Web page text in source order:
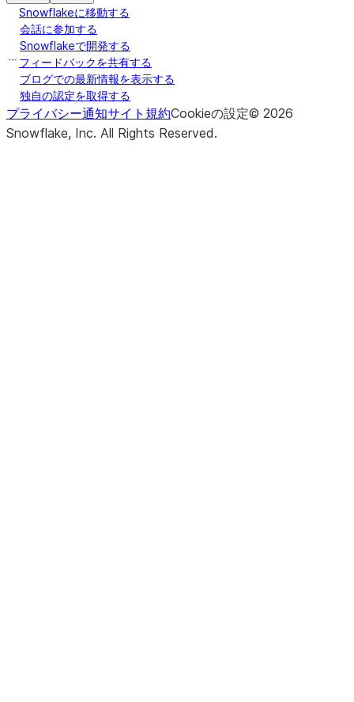
Snowflakeに移動する
会話に参加する
Snowflakeで開発する
フィードバックを共有する
ブログでの最新情報を表示する
独自の認定を取得する
プライバシー通知サイト規約Cookieの設定© 2026
Snowflake, Inc. All Rights Reserved.